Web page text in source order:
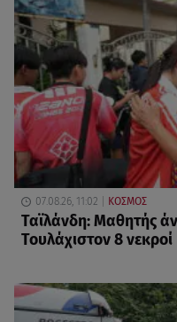
07.08.26, 11:02 ΚΟΣΜΟΣ
Ταϊλάνδη: Μαθητής
Τουλάχιστον 8 νεκροί